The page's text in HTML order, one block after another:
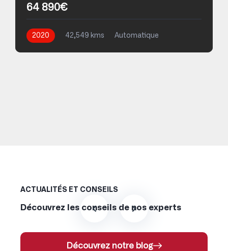
64 890€
2020 42,549 kms Automatique
ACTUALITÉS ET CONSEILS
Découvrez les conseils de nos experts
Découvrez notre blog